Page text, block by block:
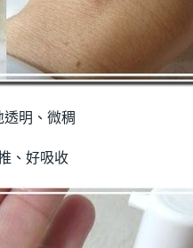
透明、微稠
、好吸收